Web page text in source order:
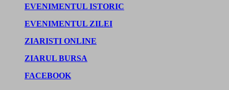
EVENIMENTUL ISTORIC
EVENIMENTUL ZILEI
ZIARISTI ONLINE
ZIARUL BURSA
FACEBOOK